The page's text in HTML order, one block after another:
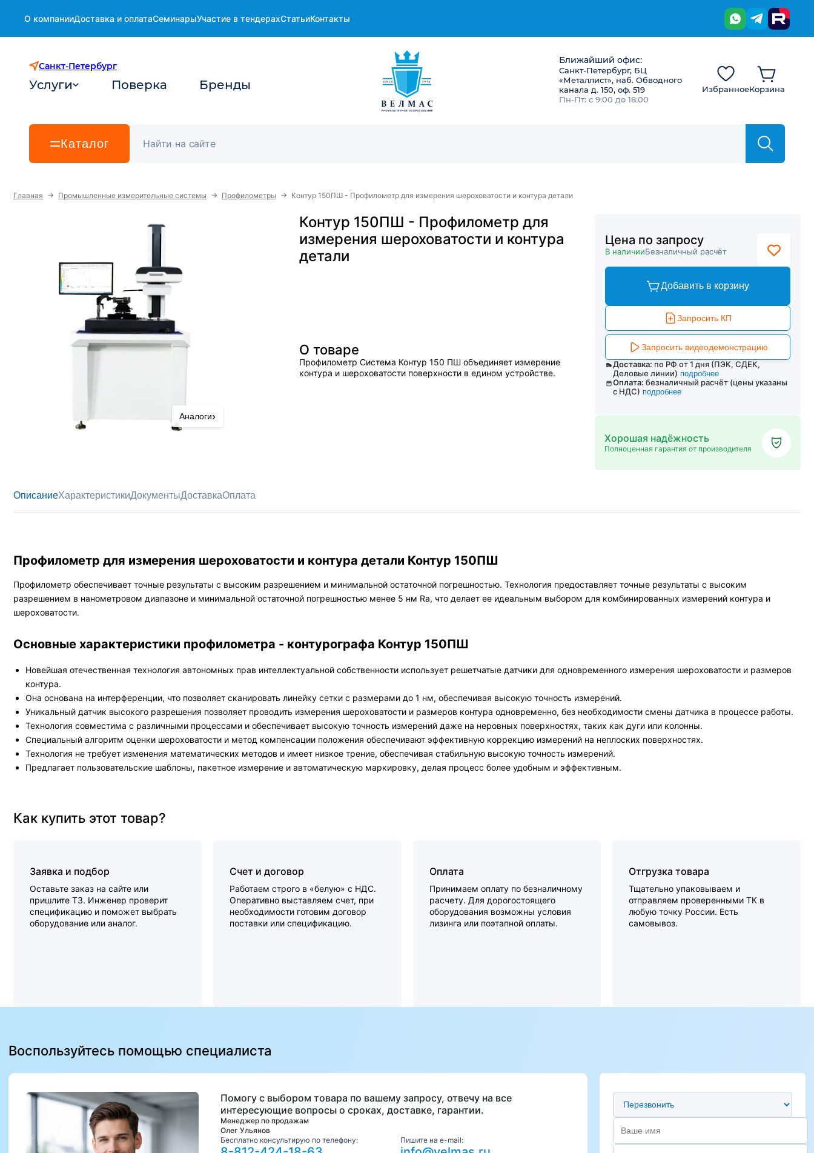
О компанииДоставка и оплатаСеминарыУчастие в тендерахСтатьиКонтакты
Санкт-Петербург
Услуги Поверка Бренды
Ближайший офис:
Санкт-Петербург, БЦ
«Металлист», наб. Обводного
канала д. 150, оф. 519
Пн-Пт: с 9:00 до 18:00
ИзбранноеКорзина
Каталог
Главная → Промышленные измерительные системы → Профилометры → Контур 150ПШ - Профилометр для измерения шероховатости и контура детали
Контур 150ПШ - Профилометр для
измерения шероховатости и контура
детали
Аналоги›
О товаре
Профилометр Система Контур 150 ПШ объединяет измерение
контура и шероховатости поверхности в едином устройстве.
Цена по запросу
В наличииБезналичный расчёт
Добавить в корзину
Запросить КП
Запросить видеодемонстрацию
Доставка: по РФ от 1 дня (ПЭК, СДЕК,
Деловые линии) подробнее
Оплата: безналичный расчёт (цены указаны
с НДС) подробнее
Хорошая надёжность
Полноценная гарантия от производителя
ОписаниеХарактеристикиДокументыДоставкаОплата
Профилометр для измерения шероховатости и контура детали Контур 150ПШ
Профилометр обеспечивает точные результаты с высоким разрешением и минимальной остаточной погрешностью. Технология предоставляет точные результаты с высоким
разрешением в нанометровом диапазоне и минимальной остаточной погрешностью менее 5 нм Ra, что делает ее идеальным выбором для комбинированных измерений контура и
шероховатости.
Основные характеристики профилометра - контурографа Контур 150ПШ
Новейшая отечественная технология автономных прав интеллектуальной собственности использует решетчатые датчики для одновременного измерения шероховатости и размеров
контура.
Она основана на интерференции, что позволяет сканировать линейку сетки с размерами до 1 нм, обеспечивая высокую точность измерений.
Уникальный датчик высокого разрешения позволяет проводить измерения шероховатости и размеров контура одновременно, без необходимости смены датчика в процессе работы.
Технология совместима с различными процессами и обеспечивает высокую точность измерений даже на неровных поверхностях, таких как дуги или колонны.
Специальный алгоритм оценки шероховатости и метод компенсации положения обеспечивают эффективную коррекцию измерений на неплоских поверхностях.
Технология не требует изменения математических методов и имеет низкое трение, обеспечивая стабильную высокую точность измерений.
Предлагает пользовательские шаблоны, пакетное измерение и автоматическую маркировку, делая процесс более удобным и эффективным.
Как купить этот товар?
Заявка и подбор
Оставьте заказ на сайте или
пришлите ТЗ. Инженер проверит
спецификацию и поможет выбрать
оборудование или аналог.
Счет и договор
Работаем строго в «белую» с НДС.
Оперативно выставляем счет, при
необходимости готовим договор
поставки или спецификацию.
Оплата
Принимаем оплату по безналичному
расчету. Для дорогостоящего
оборудования возможны условия
лизинга или поэтапной оплаты.
Отгрузка товара
Тщательно упаковываем и
отправляем проверенными ТК в
любую точку России. Есть
самовывоз.
Воспользуйтесь помощью специалиста
Помогу с выбором товара по вашему запросу, отвечу на все
интересующие вопросы о сроках, доставке, гарантии.
Менеджер по продажам
Олег Ульянов
Бесплатно консультирую по телефону:
Пишите на e-mail:
Предпочтительный способ связи